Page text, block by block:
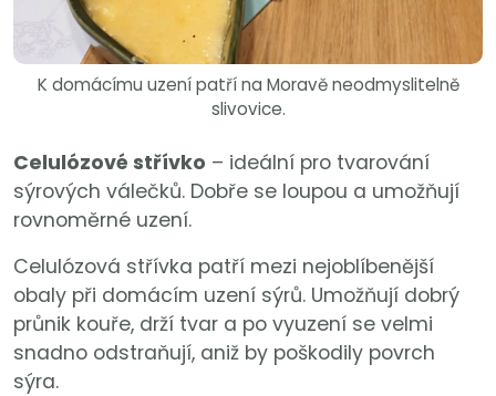
K domácímu uzení patří na Moravě neodmyslitelně
slivovice.
Celulózové střívko – ideální pro tvarování
sýrových válečků. Dobře se loupou a umožňují
rovnoměrné uzení.
Celulózová střívka patří mezi nejoblíbenější
obaly při domácím uzení sýrů. Umožňují dobrý
průnik kouře, drží tvar a po vyuzení se velmi
snadno odstraňují, aniž by poškodily povrch
sýra.